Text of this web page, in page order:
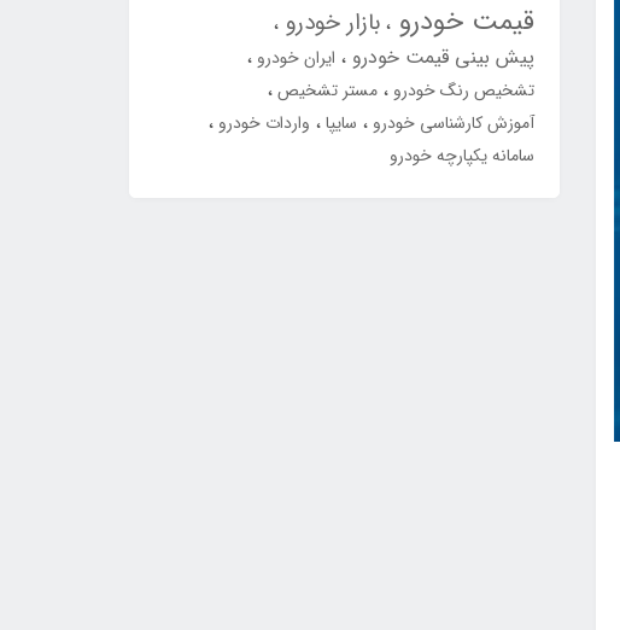
قیمت خودرو بازار خودرو
پیش بینی قیمت خودرو ایران خودرو
تشخیص رنگ خودرو مستر تشخیص
آموزش کارشناسی خودرو سایپا واردات خودرو
سامانه یکپارچه خودرو